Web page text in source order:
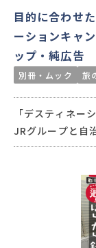
目的に合わせ
ーションキャ
ップ・純広告
別冊・ムック 旅
「デスティネー
JRグループと自
となり、一定期
帖』特別付録の
エリアの観光ス